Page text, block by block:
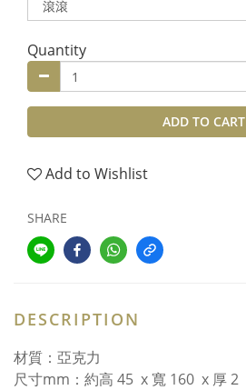
Quantity
ADD TO CART
Add to Wishlist
SHARE
DESCRIPTION
材質：亞克力
尺寸mm：約高 45 x 寬 160 x 厚 2